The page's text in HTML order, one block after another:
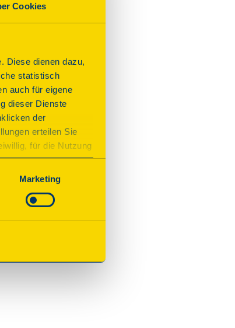
Cookies
Diese dienen dazu,
statistisch
auch für eigene
dieser Dienste
der
erteilen Sie
für die Nutzung
das Consent Tool
und für den
Marketing